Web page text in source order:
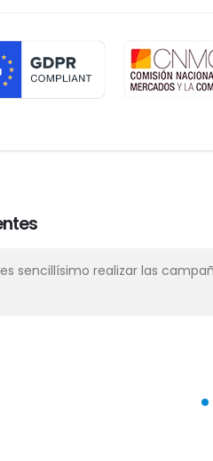
sencillísimo realizar las